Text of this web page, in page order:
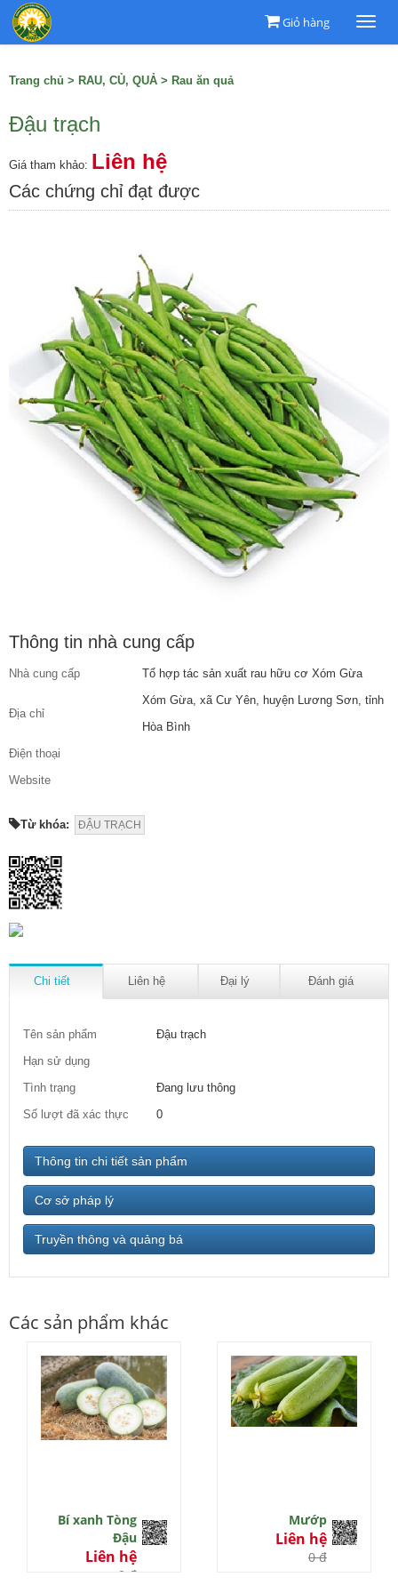
Giỏ hàng
Trang chủ > RAU, CỦ, QUẢ > Rau ăn quả
Đậu trạch
Giá tham khảo: Liên hệ
Các chứng chỉ đạt được
Thông tin nhà cung cấp
Nhà cung cấp Tổ hợp tác sản xuất rau hữu cơ Xóm Gừa
Địa chỉ
Xóm Gừa, xã Cư Yên, huyện Lương Sơn, tỉnh
Hòa Bình
Điện thoại
Website
Từ khóa: ĐẬU TRẠCH
Chi tiết Liên hệ Đại lý Đánh giá
Tên sản phẩm
Đậu trạch
Hạn sử dụng
Tình trạng
Đang lưu thông
Số lượt đã xác thực
0
Thông tin chi tiết sản phẩm
Cơ sở pháp lý
Truyền thông và quảng bá
Các sản phẩm khác
Bí xanh Tòng
Đậu
Liên hệ
0 đ
Mướp
Liên hệ
0 đ